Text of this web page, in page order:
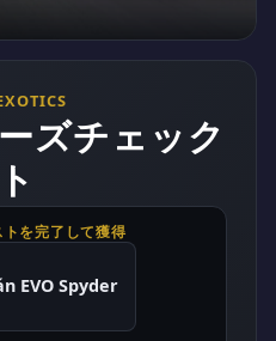
ズチェック
を完了して獲得
EVO Spyder